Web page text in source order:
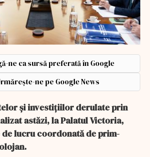
ne ca sursă preferată în Google
ne pe Google News
și investițiilor derulate prin
astăzi, la Palatul Victoria,
lucru coordonată de prim-